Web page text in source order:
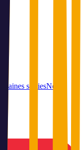
sortiesNos